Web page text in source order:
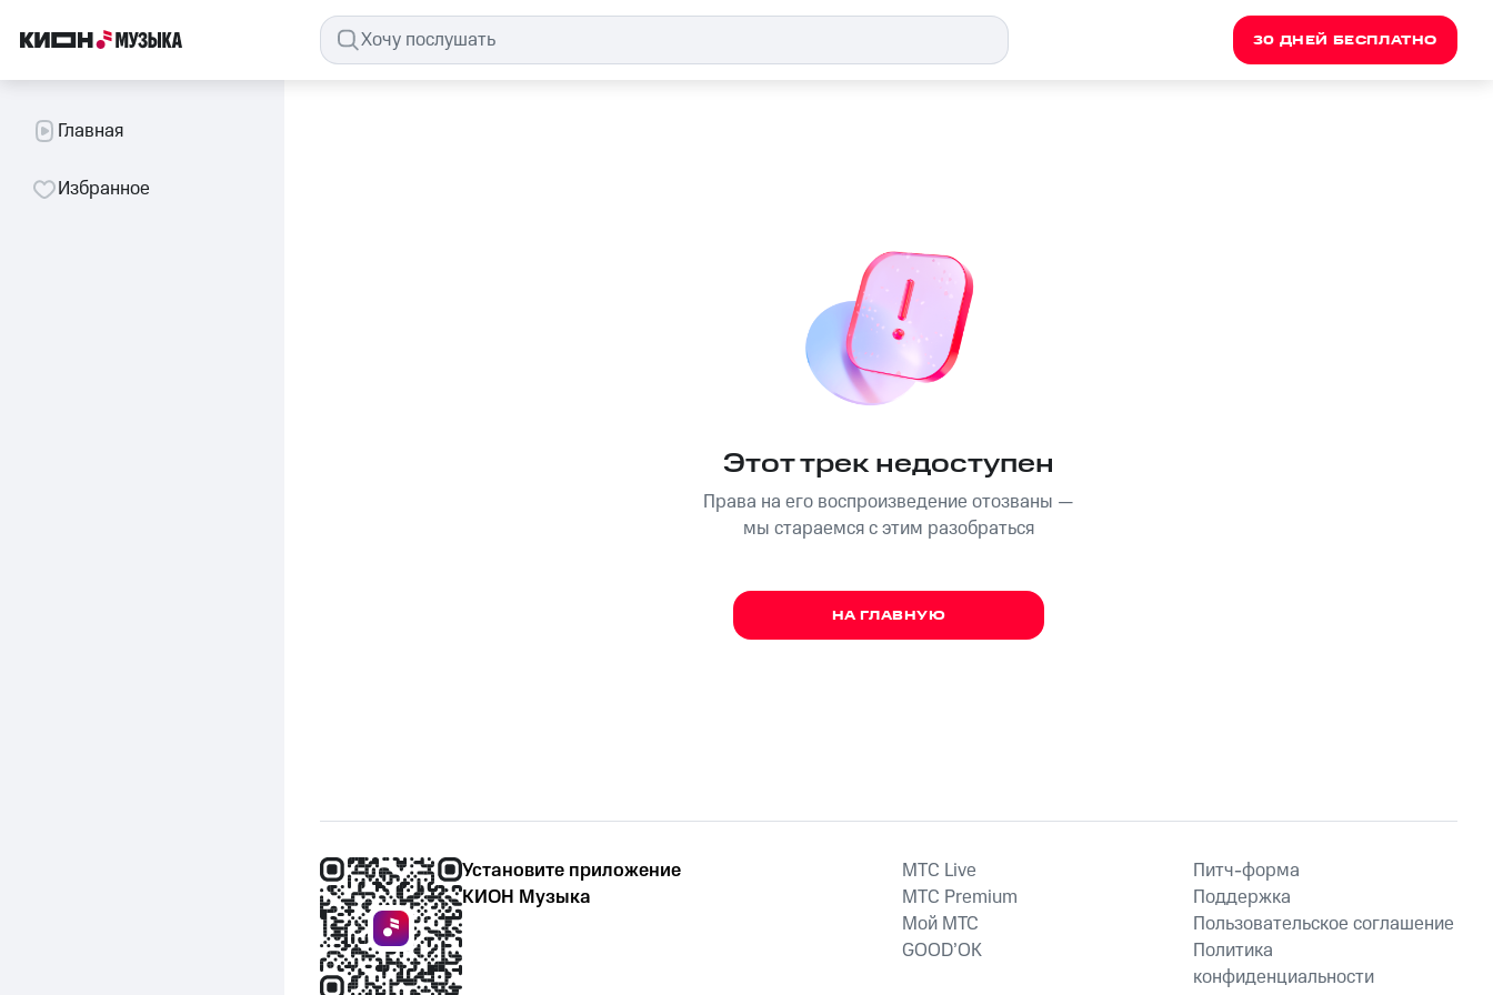
30 ДНЕЙ БЕСПЛАТНО
Главная
Избранное
Этот трек недоступен
Права на его воспроизведение отозваны —
мы стараемся с этим разобраться
НА ГЛАВНУЮ
Установите приложение
КИОН Музыка
MTС Live
MTС Premium
Мой МТС
GOOD’OK
Питч-форма
Поддержка
Пользовательское соглашение
Политика
конфиденциальности